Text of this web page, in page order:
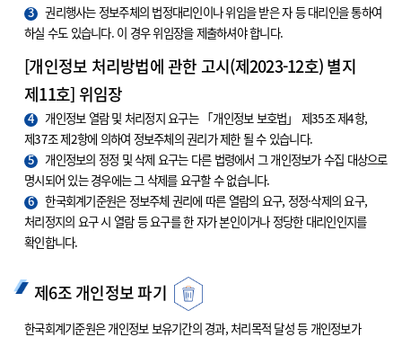
3
권리행사는 정보주체의 법정대리인이나 위임을 받은 자 등 대리인을 통하여
하실 수도 있습니다. 이 경우 위임장을 제출하셔야 합니다.
[개인정보 처리방법에 관한 고시(제2023-12호) 별지
제11호] 위임장
4
개인정보 열람 및 처리정지 요구는 「개인정보 보호법」 제35조 제4항,
제37조 제2항에 의하여 정보주체의 권리가 제한 될 수 있습니다.
5
개인정보의 정정 및 삭제 요구는 다른 법령에서 그 개인정보가 수집 대상으로
명시되어 있는 경우에는 그 삭제를 요구할 수 없습니다.
6
한국회계기준원은 정보주체 권리에 따른 열람의 요구, 정정·삭제의 요구,
처리정지의 요구 시 열람 등 요구를 한 자가 본인이거나 정당한 대리인인지를
확인합니다.
제6조 개인정보 파기
한국회계기준원은 개인정보 보유기간의 경과, 처리목적 달성 등 개인정보가